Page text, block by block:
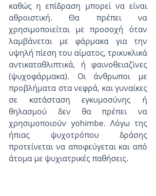
καθώς η επίδραση μπορεί να είναι
αθροιστική. Θα πρέπει να
χρησιμοποιείται με προσοχή όταν
λαμβάνεται με φάρμακα για την
υψηλή πίεση του αίματος, τρικυκλικά
αντικαταθλιπτικά, ή φαινοθειαζίνες
(ψυχοφάρμακα). Οι άνθρωποι με
προβλήματα στα νεφρά, και γυναίκες
σε κατάσταση εγκυμοσύνης ή
θηλασμού δεν θα πρέπει να
χρησιμοποιούν yohimbe. Λόγω της
ήπιας ψυχοτρόπου δράσης
προτείνεται να αποφεύγεται και από
άτομα με ψυχιατρικές παθήσεις.